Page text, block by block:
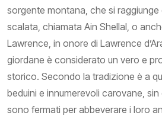
sorgente montana, che si
scalata, chiamata Ain Shellal, o
Lawrence, in onore di Lawrence
giordane è considerato un vero e
storico. Secondo la tradizione è a
beduini e innumerevoli carovane,
sono fermati per abbeverare i loro